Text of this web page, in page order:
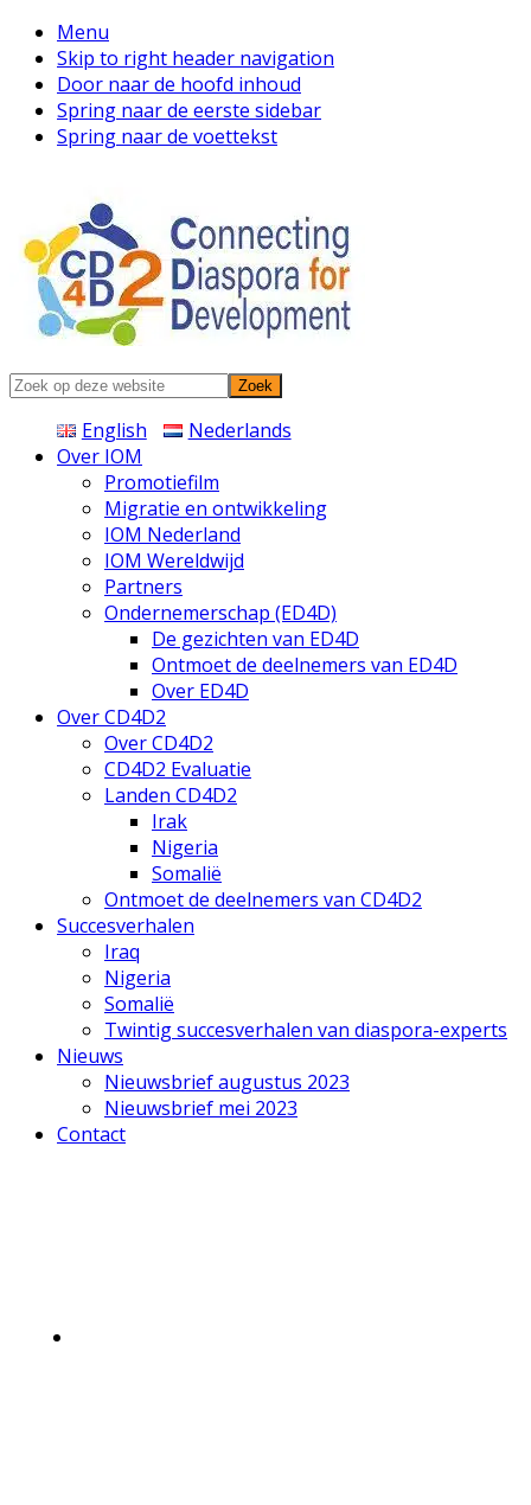
Menu
Skip to right header navigation
Door naar de hoofd inhoud
Spring naar de eerste sidebar
Spring naar de voettekst
Connecting
Zoek
website
English
Nederlands
Over IOM
Promotiefilm
Migratie en ontwikkeling
IOM Nederland
IOM Wereldwijd
Partners
Ondernemerschap (ED4D)
De gezichten van ED4D
Ontmoet de deelnemers van ED4D
Over ED4D
Over CD4D2
Over CD4D2
CD4D2 Evaluatie
Landen CD4D2
Irak
Nigeria
Somalië
Ontmoet de deelnemers van CD4D2
Succesverhalen
Iraq
Nigeria
Somalië
Twintig succesverhalen van diaspora-experts
Nieuws
Nieuwsbrief augustus 2023
Nieuwsbrief mei 2023
Contact